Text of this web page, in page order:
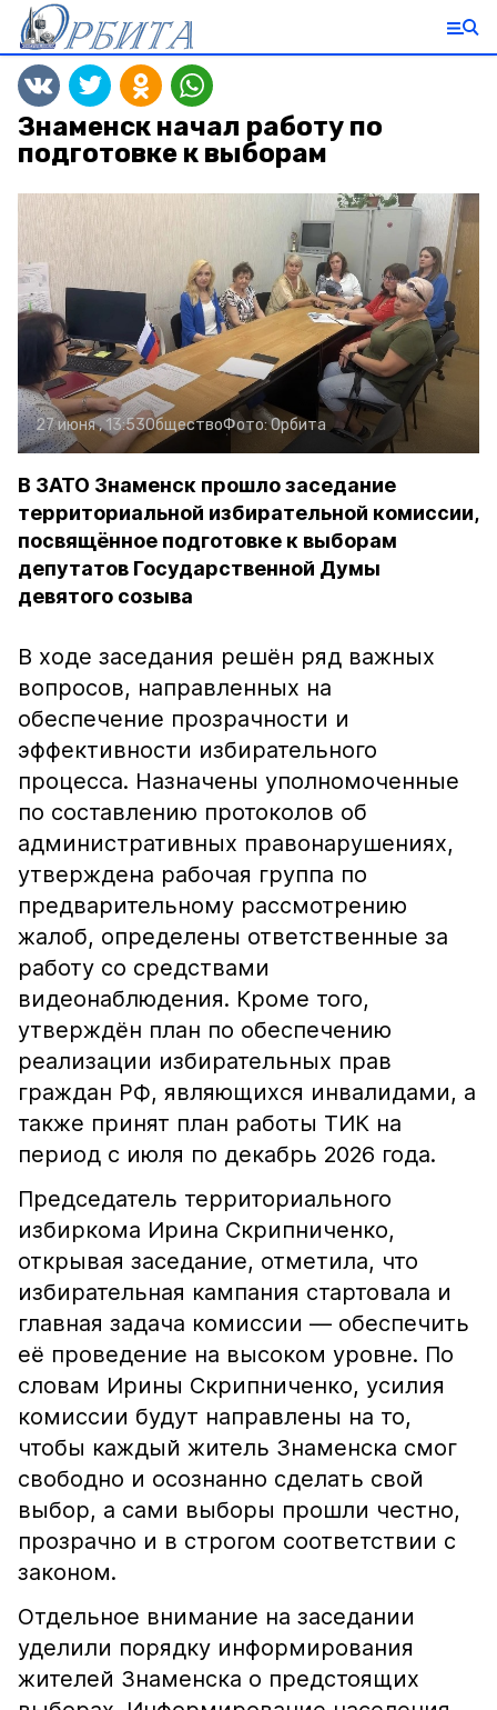
Знаменск начал работу по
подготовке к выборам
27 июня , 13:53ОбществоФото:Орбита
В ЗАТО Знаменск прошло заседание
территориальной избирательной комиссии,
посвящённое подготовке к выборам
депутатов Государственной Думы
девятого созыва
В ходе заседания решён ряд важных
вопросов, направленных на
обеспечение прозрачности и
эффективности избирательного
процесса. Назначены уполномоченные
по составлению протоколов об
административных правонарушениях,
утверждена рабочая группа по
предварительному рассмотрению
жалоб, определены ответственные за
работу со средствами
видеонаблюдения. Кроме того,
утверждён план по обеспечению
реализации избирательных прав
граждан РФ, являющихся инвалидами, а
также принят план работы ТИК на
период с июля по декабрь 2026 года.
Председатель территориального
избиркома Ирина Скрипниченко,
открывая заседание, отметила, что
избирательная кампания стартовала и
главная задача комиссии — обеспечить
её проведение на высоком уровне. По
словам Ирины Скрипниченко, усилия
комиссии будут направлены на то,
чтобы каждый житель Знаменска смог
свободно и осознанно сделать свой
выбор, а сами выборы прошли честно,
прозрачно и в строгом соответствии с
законом.
Отдельное внимание на заседании
уделили порядку информирования
жителей Знаменска о предстоящих